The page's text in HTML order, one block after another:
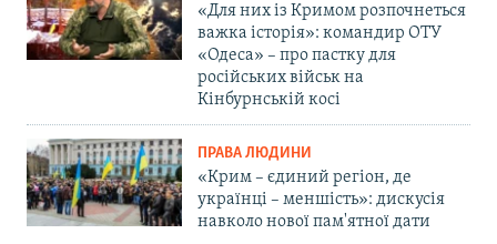
«Для них із Кримом розпочнеться
важка історія»: командир ОТУ
«Одеса» – про пастку для
російських військ на
Кінбурнській косі
ПРАВА ЛЮДИНИ
«Крим – єдиний регіон, де
українці – меншість»: дискусія
навколо нової пам'ятної дати